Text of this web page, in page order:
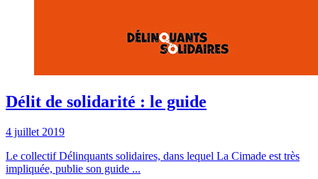
Délit de solidarité : le guide
4 juillet 2019
Le collectif Délinquants solidaires, dans lequel La Cimade est très
impliquée, publie son guide ...